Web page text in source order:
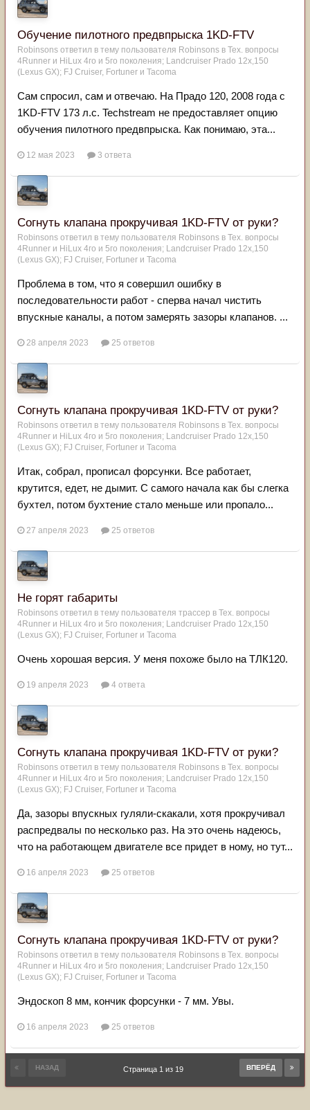
Обучение пилотного предвпрыска 1KD-FTV
Robinsons ответил в тему пользователя Robinsons в Тех. вопросы
4Runner и HiLux 4го и 5го поколения; Landсruiser Prado 12x,150
(Lexus GX); FJ Cruiser, Fortuner и Tacoma
Сам спросил, сам и отвечаю. На Прадо 120, 2008 года с
1KD-FTV 173 л.с. Techstream не предоставляет опцию
обучения пилотного предвпрыска. Как понимаю, эта...
12 мая 2023 3 ответа
Согнуть клапана прокручивая 1KD-FTV от руки?
Robinsons ответил в тему пользователя Robinsons в Тех. вопросы
4Runner и HiLux 4го и 5го поколения; Landсruiser Prado 12x,150
(Lexus GX); FJ Cruiser, Fortuner и Tacoma
Проблема в том, что я совершил ошибку в
последовательности работ - сперва начал чистить
впускные каналы, а потом замерять зазоры клапанов. ...
28 апреля 2023 25 ответов
Согнуть клапана прокручивая 1KD-FTV от руки?
Robinsons ответил в тему пользователя Robinsons в Тех. вопросы
4Runner и HiLux 4го и 5го поколения; Landсruiser Prado 12x,150
(Lexus GX); FJ Cruiser, Fortuner и Tacoma
Итак, собрал, прописал форсунки. Все работает,
крутится, едет, не дымит. С самого начала как бы слегка
бухтел, потом бухтение стало меньше или пропало...
27 апреля 2023 25 ответов
Не горят габариты
Robinsons ответил в тему пользователя трассер в Тех. вопросы
4Runner и HiLux 4го и 5го поколения; Landсruiser Prado 12x,150
(Lexus GX); FJ Cruiser, Fortuner и Tacoma
Очень хорошая версия. У меня похоже было на ТЛК120.
19 апреля 2023 4 ответа
Согнуть клапана прокручивая 1KD-FTV от руки?
Robinsons ответил в тему пользователя Robinsons в Тех. вопросы
4Runner и HiLux 4го и 5го поколения; Landсruiser Prado 12x,150
(Lexus GX); FJ Cruiser, Fortuner и Tacoma
Да, зазоры впускных гуляли-скакали, хотя прокручивал
распредвалы по несколько раз. На это очень надеюсь,
что на работающем двигателе все придет в ному, но тут...
16 апреля 2023 25 ответов
Согнуть клапана прокручивая 1KD-FTV от руки?
Robinsons ответил в тему пользователя Robinsons в Тех. вопросы
4Runner и HiLux 4го и 5го поколения; Landсruiser Prado 12x,150
(Lexus GX); FJ Cruiser, Fortuner и Tacoma
Эндоскоп 8 мм, кончик форсунки - 7 мм. Увы.
16 апреля 2023 25 ответов
НАЗАД ВПЕРЁД
Страница 1 из 19